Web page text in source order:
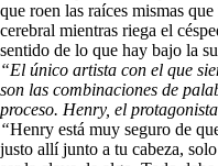
que roen las raíces mismas
cerebral mientras riega el
sentido de lo que hay bajo la
“El único artista con el que
son las combinaciones de
proceso. Henry, el
“Henry está muy seguro de
justo allí junto a tu cabeza,